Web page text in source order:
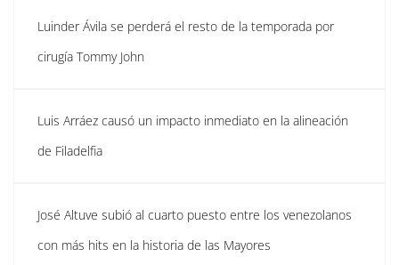
Luinder Ávila se perderá el resto de la temporada por
cirugía Tommy John
Luis Arráez causó un impacto inmediato en la alineación
de Filadelfia
José Altuve subió al cuarto puesto entre los venezolanos
con más hits en la historia de las Mayores